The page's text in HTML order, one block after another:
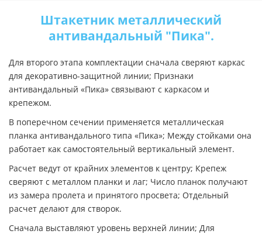
Штакетник металлический
антивандальный "Пика".
Для второго этапа комплектации сначала сверяют каркас
для декоративно-защитной линии; Признаки
антивандальный «Пика» связывают с каркасом и
крепежом.
В поперечном сечении применяется металлическая
планка антивандального типа «Пика»; Между стойками она
работает как самостоятельный вертикальный элемент.
Расчет ведут от крайних элементов к центру; Крепеж
сверяют с металлом планки и лаг; Число планок получают
из замера пролета и принятого просвета; Отдельный
расчет делают для створок.
Сначала выставляют уровень верхней линии; Для